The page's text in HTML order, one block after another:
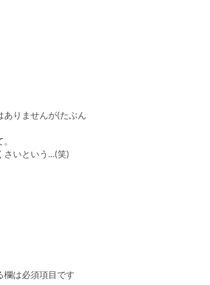
ありませんが(たぶん
さいという…(笑)
欄は必須項目です